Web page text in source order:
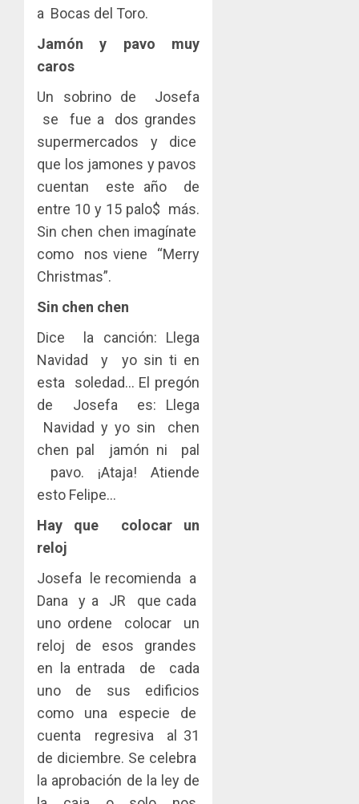
a Bocas del Toro.
Jamón y pavo muy
caros
Un sobrino de Josefa
se fue a dos grandes
supermercados y dice
que los jamones y pavos
cuentan este año de
entre 10 y 15 palo$ más.
Sin chen chen imagínate
como nos viene “Merry
Christmas”.
Sin chen chen
Dice la canción: Llega
Navidad y yo sin ti en
esta soledad… El pregón
de Josefa es: Llega
Navidad y yo sin chen
chen pal jamón ni pal
pavo. ¡Ataja! Atiende
esto Felipe…
Hay que colocar un
reloj
Josefa le recomienda a
Dana y a JR que cada
uno ordene colocar un
reloj de esos grandes
en la entrada de cada
uno de sus edificios
como una especie de
cuenta regresiva al 31
de diciembre. Se celebra
la aprobación de la ley de